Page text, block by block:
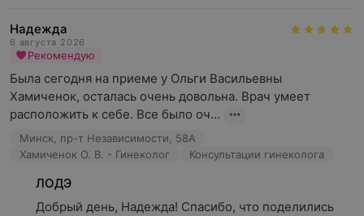
Надежда
6 августа 2026
Рекомендую
Была сегодня на приеме у Ольги Васильевны
Хамиченок, осталась очень довольна. Врач умеет
расположить к себе. Все было оч...
Минск, пр-т Независимости, 58А
Хамиченок О. В. - Гинеколог
Консультации гинеколога
ЛОДЭ
Добрый день, Надежда! Спасибо, что поделились